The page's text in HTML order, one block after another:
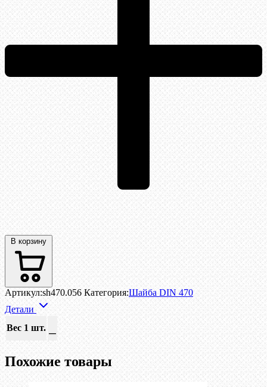
В корзину
Артикул:sh470.056 Категория:Шайба DIN 470
Детали
Вес 1 шт. —
Похожие товары